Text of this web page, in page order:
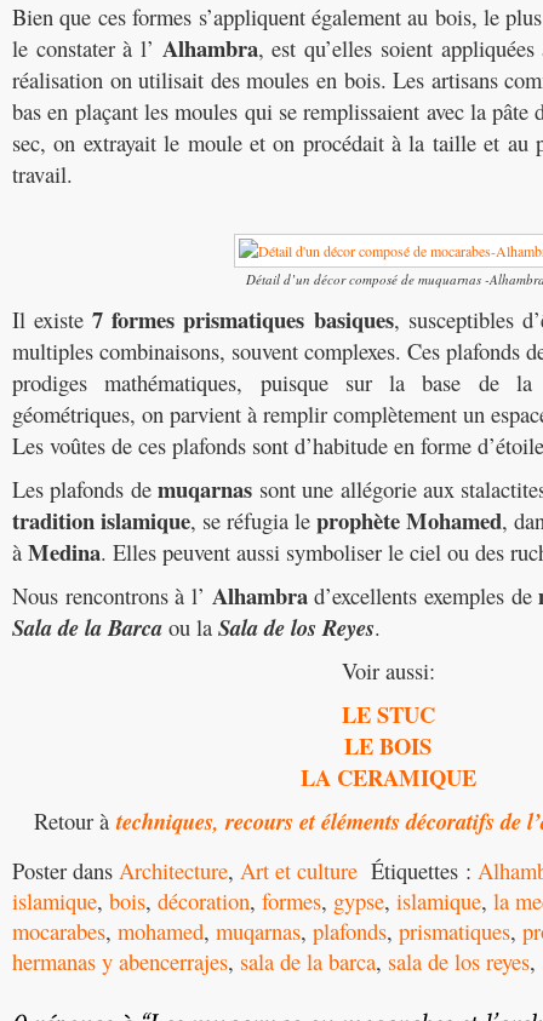
Bien que ces formes s’appliquent également au bois, le
le constater à l’ Alhambra, est qu’elles soient appliquées
réalisation on utilisait des moules en bois. Les artisans
bas en plaçant les moules qui se remplissaient avec la
sec, on extrayait le moule et on procédait à la taille et au
travail.
Détail d’un décor composé de muquarnas -
Il existe7 formes prismatiques basiques, susceptibles
multiples combinaisons, souvent complexes. Ces plafonds
prodiges mathématiques, puisque sur la base de
géométriques, on parvient à remplir complètement un
Les voûtes de ces plafonds sont d’habitude en forme
Les plafonds demuqarnas sont une allégorie aux
tradition islamique, se réfugia le prophète Mohamed,
à Medina. Elles peuvent aussi symboliser le ciel ou des
Nous rencontrons à l’ Alhambrad’excellents exemples de
Sala de la Barca ou la Sala de los Reyes.
Voir aussi:
LE STUC
LE BOIS
LA CERAMIQUE
Retour àtechniques, recours et éléments décoratifs de
Poster dans Architecture, Art et culture Étiquettes :
islamique, bois, décoration, formes, gypse, islamique, la
mocarabes, mohamed, muqarnas, plafonds, prismatiques,
hermanas y abencerrajes, sala de la barca, sala de los reyes,